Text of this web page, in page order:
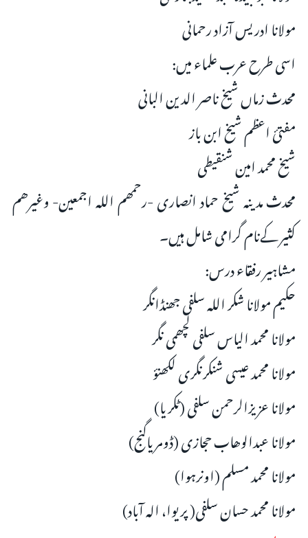
مولانا ادریس آزاد رحمانی
اسی طرح عرب علماء میں:
محدث زماں شیخ ناصر الدین البانی
مفتئ اعظم شیخ ابن باز
شیخ محمد امین شنقیطی
محدث مدینہ شیخ حماد انصاری -رحمھم اللہ اجمعین- وغیرھم
کثیر کےنام گرامی شامل ہیں۔
مشاہیر رفقاء درس:
حکیم مولانا شکر اللہ سلفی جھنڈانگر
مولانا محمد الیاس سلفی لچھمی نگر
مولانا محمد عیسی شنکرنگری لکھنؤ
مولانا عزیزالرحمن سلفی (ٹکریا)
مولانا عبدالوھاب حجازی (ڈومریاگنج)
مولانا محمد مسلم (اونرہوا)
مولانا محمد حسان سلفی( پریوا، الہ آباد)